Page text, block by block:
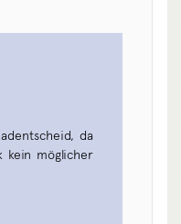
da
kein möglicher